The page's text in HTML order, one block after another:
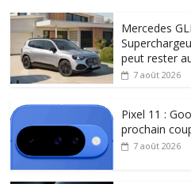
Mercedes
peut rester
7 août 2026
Pixel 11 :
prochain
7 août 2026